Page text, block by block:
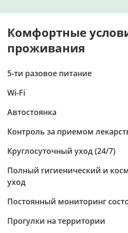
Комфортные
проживания
5-ти разовое питание
Wi-Fi
Автостоянка
Контроль за приемом
Круглосуточный уход (24/7)
Полный гигиенический и
уход
Постоянный мониторинг
Прогулки на территории